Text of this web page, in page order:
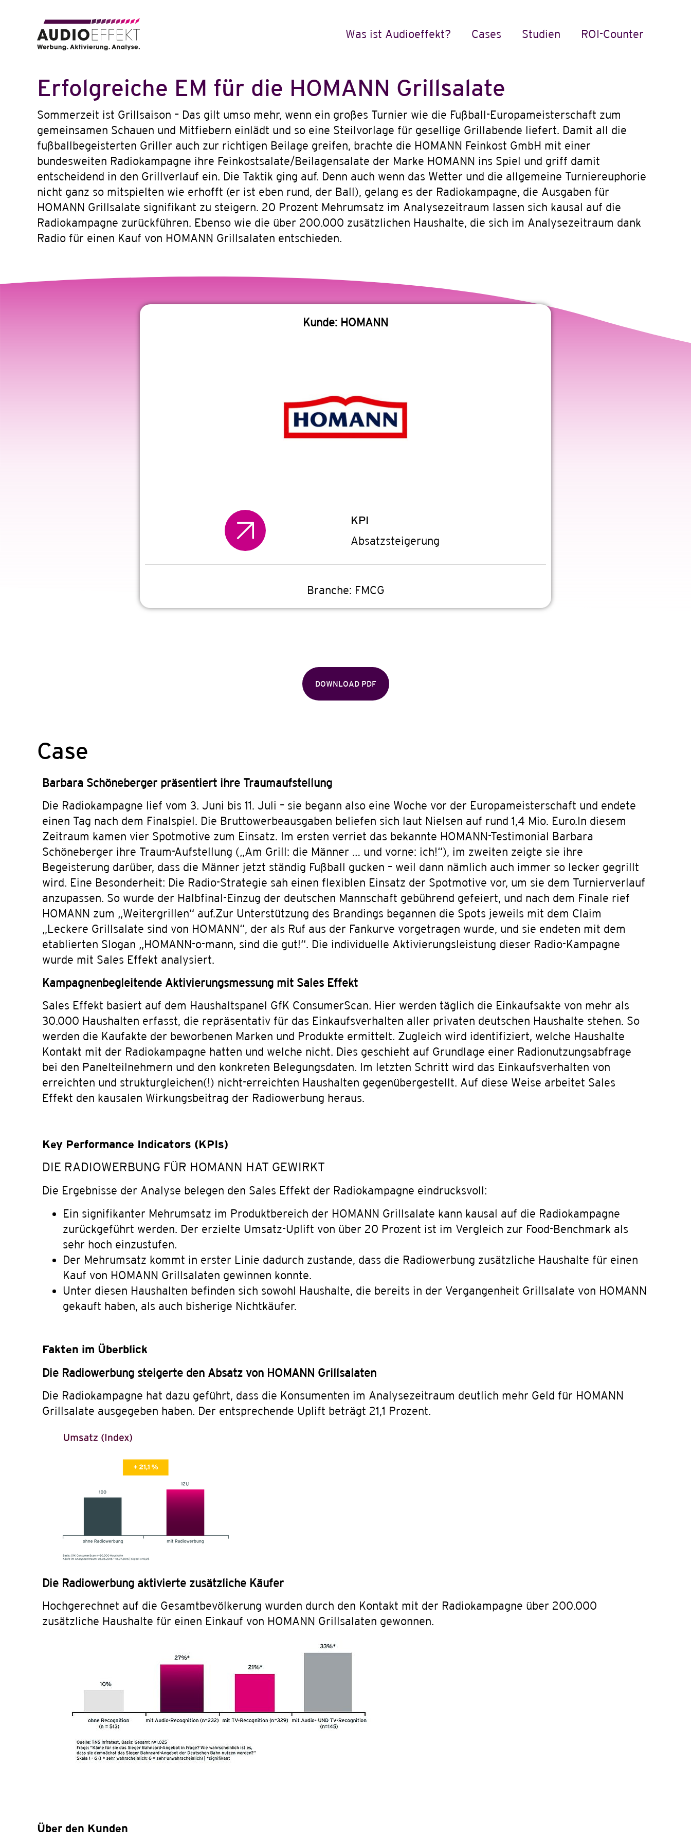
Was ist Audioeffekt? Cases Studien ROI-Counter
Erfolgreiche EM für die HOMANN Grillsalate
Sommerzeit ist Grillsaison – Das gilt umso mehr, wenn ein großes Turnier wie die Fußball-Europameisterschaft zum
gemeinsamen Schauen und Mitfiebern einlädt und so eine Steilvorlage für gesellige Grillabende liefert. Damit all die
fußballbegeisterten Griller auch zur richtigen Beilage greifen, brachte die HOMANN Feinkost GmbH mit einer
bundesweiten Radiokampagne ihre Feinkostsalate/Beilagensalate der Marke HOMANN ins Spiel und griff damit
entscheidend in den Grillverlauf ein. Die Taktik ging auf. Denn auch wenn das Wetter und die allgemeine Turniereuphorie
nicht ganz so mitspielten wie erhofft (er ist eben rund, der Ball), gelang es der Radiokampagne, die Ausgaben für
HOMANN Grillsalate signifikant zu steigern. 20 Prozent Mehrumsatz im Analysezeitraum lassen sich kausal auf die
Radiokampagne zurückführen. Ebenso wie die über 200.000 zusätzlichen Haushalte, die sich im Analysezeitraum dank
Radio für einen Kauf von HOMANN Grillsalaten entschieden.
Kunde: HOMANN
KPI
Absatzsteigerung
Branche: FMCG
DOWNLOAD PDF
Case
Barbara Schöneberger präsentiert ihre Traumaufstellung
Die Radiokampagne lief vom 3. Juni bis 11. Juli – sie begann also eine Woche vor der Europameisterschaft und endete
einen Tag nach dem Finalspiel. Die Bruttowerbeausgaben beliefen sich laut Nielsen auf rund 1,4 Mio. Euro.In diesem
Zeitraum kamen vier Spotmotive zum Einsatz. Im ersten verriet das bekannte HOMANN-Testimonial Barbara
Schöneberger ihre Traum-Aufstellung („Am Grill: die Männer … und vorne: ich!“), im zweiten zeigte sie ihre
Begeisterung darüber, dass die Männer jetzt ständig Fußball gucken – weil dann nämlich auch immer so lecker gegrillt
wird. Eine Besonderheit: Die Radio-Strategie sah einen flexiblen Einsatz der Spotmotive vor, um sie dem Turnierverlauf
anzupassen. So wurde der Halbfinal-Einzug der deutschen Mannschaft gebührend gefeiert, und nach dem Finale rief
HOMANN zum „Weitergrillen“ auf.Zur Unterstützung des Brandings begannen die Spots jeweils mit dem Claim
„Leckere Grillsalate sind von HOMANN“, der als Ruf aus der Fankurve vorgetragen wurde, und sie endeten mit dem
etablierten Slogan „HOMANN-o-mann, sind die gut!“. Die individuelle Aktivierungsleistung dieser Radio-Kampagne
wurde mit Sales Effekt analysiert.
Kampagnenbegleitende Aktivierungsmessung mit Sales Effekt
Sales Effekt basiert auf dem Haushaltspanel GfK ConsumerScan. Hier werden täglich die Einkaufsakte von mehr als
30.000 Haushalten erfasst, die repräsentativ für das Einkaufsverhalten aller privaten deutschen Haushalte stehen. So
werden die Kaufakte der beworbenen Marken und Produkte ermittelt. Zugleich wird identifiziert, welche Haushalte
Kontakt mit der Radiokampagne hatten und welche nicht. Dies geschieht auf Grundlage einer Radionutzungsabfrage
bei den Panelteilnehmern und den konkreten Belegungsdaten. Im letzten Schritt wird das Einkaufsverhalten von
erreichten und strukturgleichen(!) nicht-erreichten Haushalten gegenübergestellt. Auf diese Weise arbeitet Sales
Effekt den kausalen Wirkungsbeitrag der Radiowerbung heraus.
Key Performance Indicators (KPIs)
DIE RADIOWERBUNG FÜR HOMANN HAT GEWIRKT
Die Ergebnisse der Analyse belegen den Sales Effekt der Radiokampagne eindrucksvoll:
Ein signifikanter Mehrumsatz im Produktbereich der HOMANN Grillsalate kann kausal auf die Radiokampagne
zurückgeführt werden. Der erzielte Umsatz-Uplift von über 20 Prozent ist im Vergleich zur Food-Benchmark als
sehr hoch einzustufen.
Der Mehrumsatz kommt in erster Linie dadurch zustande, dass die Radiowerbung zusätzliche Haushalte für einen
Kauf von HOMANN Grillsalaten gewinnen konnte.
Unter diesen Haushalten befinden sich sowohl Haushalte, die bereits in der Vergangenheit Grillsalate von HOMANN
gekauft haben, als auch bisherige Nichtkäufer.
Fakten im Überblick
Die Radiowerbung steigerte den Absatz von HOMANN Grillsalaten
Die Radiokampagne hat dazu geführt, dass die Konsumenten im Analysezeitraum deutlich mehr Geld für HOMANN
Grillsalate ausgegeben haben. Der entsprechende Uplift beträgt 21,1 Prozent.
Die Radiowerbung aktivierte zusätzliche Käufer
Hochgerechnet auf die Gesamtbevölkerung wurden durch den Kontakt mit der Radiokampagne über 200.000
zusätzliche Haushalte für einen Einkauf von HOMANN Grillsalaten gewonnen.
Über den Kunden